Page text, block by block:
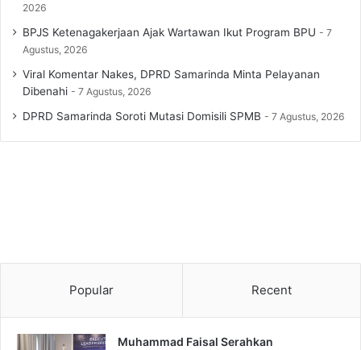
2026
BPJS Ketenagakerjaan Ajak Wartawan Ikut Program BPU
7
Agustus, 2026
Viral Komentar Nakes, DPRD Samarinda Minta Pelayanan
Dibenahi
7 Agustus, 2026
DPRD Samarinda Soroti Mutasi Domisili SPMB 7 Agustus, 2026
Popular Recent
Muhammad Faisal Serahkan